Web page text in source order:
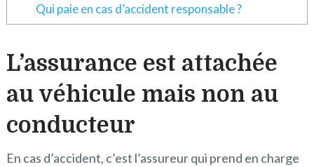
Qui paie en cas d’accident responsable ?
L’assurance est attachée
au véhicule mais non au
conducteur
En cas d’accident, c’est l’assureur qui prend en charge